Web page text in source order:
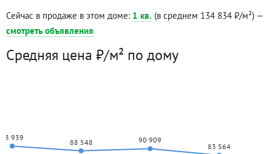
Сейчас в продаже в этом доме: 1 кв. (в среднем 134 834 ₽/м²) —
смотреть объявления
Средняя цена ₽/м² по дому
93 939
88 548 90 909
83 564